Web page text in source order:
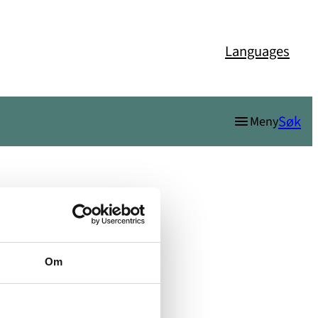
Om
Languages
MenySøk